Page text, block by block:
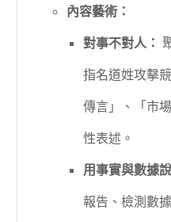
內容藝術：
對事不對人：
指名道姓攻擊
傳言」、「市
性表述。
用事實與數據
報告、檢測數